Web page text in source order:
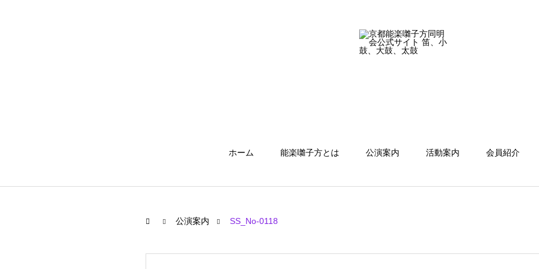
ホーム 能楽囃子方とは 公演案内 活動案内 会員紹介
公演案内 SS_No-0118